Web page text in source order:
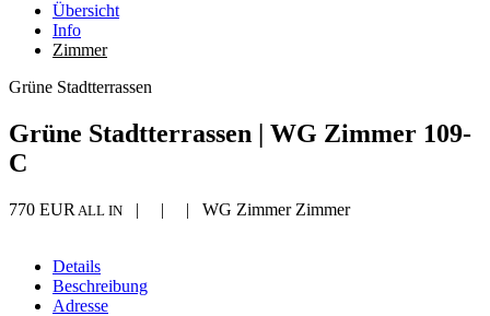
Übersicht
Info
Zimmer
Grüne Stadtterrassen
Grüne Stadtterrassen | WG Zimmer 109-
C
770 EUR ALL IN | | | WG Zimmer Zimmer
Details
Beschreibung
Adresse